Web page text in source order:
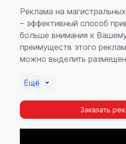
Реклама на
– эффективный способ
больше внимания к
преимуществ этого
можно выделить
пешеходному потоку
повторных контактов.
Реклама на
Ещё
Заказать